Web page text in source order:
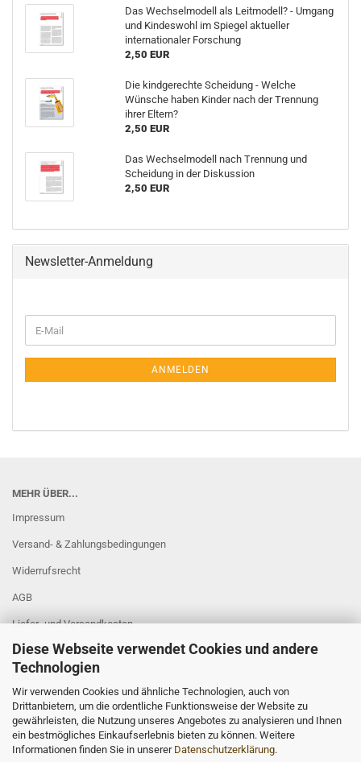
Diese Webseite verwendet Cookies und andere
Technologien
Wir verwenden Cookies und ähnliche Technologien, auch von
Drittanbietern, um die ordentliche Funktionsweise der Website zu
gewährleisten, die Nutzung unseres Angebotes zu analysieren und Ihnen
ein bestmögliches Einkaufserlebnis bieten zu können. Weitere
Informationen finden Sie in unserer Datenschutzerklärung.
Das Wechselmodell als Leitmodell? - Umgang
und Kindeswohl im Spiegel aktueller
internationaler Forschung
2,50 EUR
Die kindgerechte Scheidung - Welche
Wünsche haben Kinder nach der Trennung
ihrer Eltern?
2,50 EUR
Das Wechselmodell nach Trennung und
Scheidung in der Diskussion
2,50 EUR
Newsletter-Anmeldung
ZUR
E-
Mail
ANMELDEN
MEHR ÜBER...
Impressum
Versand- & Zahlungsbedingungen
Widerrufsrecht
AGB
Liefer- und Versandkosten
Privatsphäre und Datenschutz
Callback Service
Cookie Einstellungen